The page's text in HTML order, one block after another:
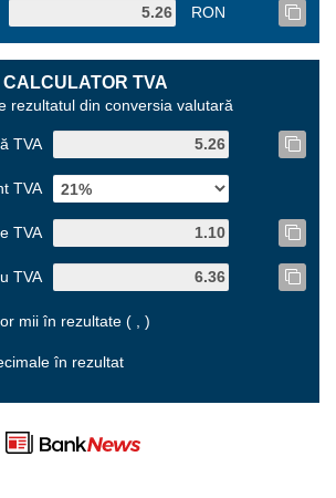
RON
CALCULATOR TVA
rezultatul din conversia valutară
TVA
TVA
TVA
TVA
mii în rezultate ( , )
în rezultat